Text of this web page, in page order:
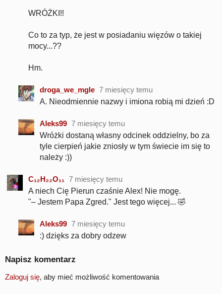
WRÓŻKI!!
Co to za typ, że jest w posiadaniu więzów o takiej
mocy...??
Hm.
droga_we_mgle 7 miesięcy temu
A. Nieodmiennie nazwy i imiona robią mi dzień :D
Aleks99 7 miesięcy temu
Wróżki dostaną własny odcinek oddzielny, bo za
tyle cierpień jakie zniosły w tym świecie im się to
należy :))
C₁₂H₂₂O₁₁
7 miesięcy temu
A niech Cię Pierun czaśnie Alex! Nie mogę.
"– Jestem Papa Zgred." Jest tego więcej... 🤣
Aleks99 7 miesięcy temu
:) dzięks za dobry odzew
Napisz komentarz
Zaloguj się, aby mieć możliwość komentowania